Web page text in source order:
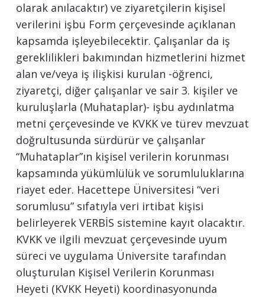
olarak anılacaktır) ve ziyaretçilerin kişisel
verilerini işbu Form çerçevesinde açıklanan
kapsamda işleyebilecektir. Çalışanlar da iş
gereklilikleri bakımından hizmetlerini hizmet
alan ve/veya iş ilişkisi kurulan -öğrenci,
ziyaretçi, diğer çalışanlar ve sair 3. kişiler ve
kuruluşlarla (Muhataplar)- işbu aydınlatma
metni çerçevesinde ve KVKK ve türev mevzuat
doğrultusunda sürdürür ve çalışanlar
“Muhataplar”ın kişisel verilerin korunması
kapsamında yükümlülük ve sorumluluklarına
riayet eder. Hacettepe Üniversitesi “veri
sorumlusu” sıfatıyla veri irtibat kişisi
belirleyerek VERBİS sistemine kayıt olacaktır.
KVKK ve ilgili mevzuat çerçevesinde uyum
süreci ve uygulama Üniversite tarafından
oluşturulan Kişisel Verilerin Korunması
Heyeti (KVKK Heyeti) koordinasyonunda